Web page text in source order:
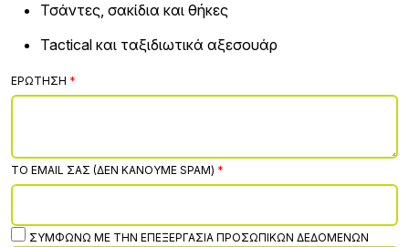
Τσάντες, σακίδια και θήκες
Tactical και ταξιδιωτικά αξεσουάρ
ΕΡΏΤΗΣΗ
ΤΟ EMAIL ΣΑΣ (ΔΕΝ ΚΆΝΟΥΜΕ SPAM)
ΣΥΜΦΩΝΏ ΜΕ ΤΗΝ ΕΠΕΞΕΡΓΑΣΊΑ ΠΡΟΣΩΠΙΚΏΝ ΔΕΔΟΜΈΝΩΝ